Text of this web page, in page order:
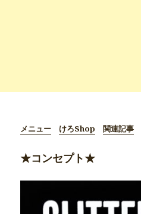
メニュー けろShop 関連記事
★コンセプト★